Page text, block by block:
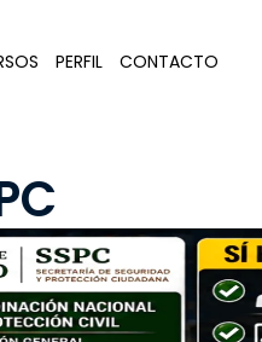
PERFIL CONTACTO